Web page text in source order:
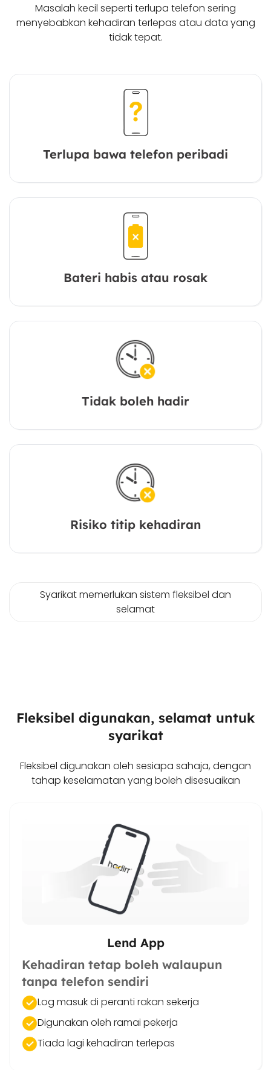
Masalah kecil seperti terlupa telefon sering
menyebabkan kehadiran terlepas atau data yang
tidak tepat.
Terlupa bawa telefon peribadi
Bateri habis atau rosak
Tidak boleh hadir
Risiko titip kehadiran
Syarikat memerlukan sistem fleksibel dan
selamat
Fleksibel digunakan, selamat untuk
syarikat
Fleksibel digunakan oleh sesiapa sahaja, dengan
tahap keselamatan yang boleh disesuaikan
Lend App
Kehadiran tetap boleh walaupun
tanpa telefon sendiri
Log masuk di peranti rakan sekerja
Digunakan oleh ramai pekerja
Tiada lagi kehadiran terlepas